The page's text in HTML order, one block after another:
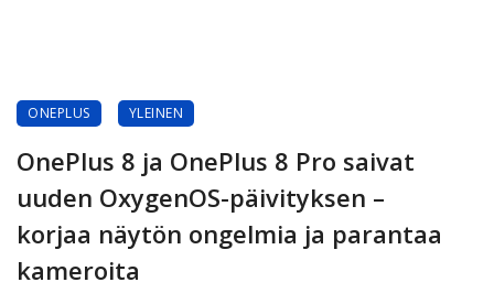
ONEPLUS YLEINEN
OnePlus 8 ja OnePlus 8 Pro saivat
uuden OxygenOS-päivityksen –
korjaa näytön ongelmia ja parantaa
kameroita